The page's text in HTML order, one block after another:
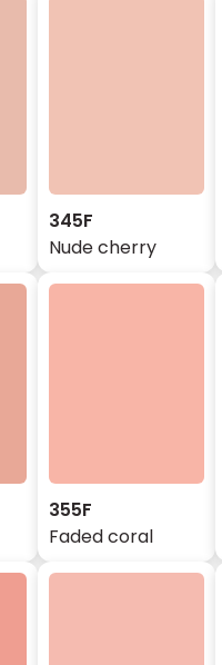
345F
Nude cherry
355F
Faded coral